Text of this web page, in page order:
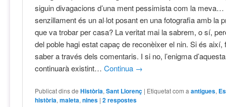
siguin divagacions d’una ment pessimista com la
senzillament és un al·lot posant en una fotografia amb la
que va trobar per casa? La veritat mai la sabrem, o sí,
del poble hagi estat capaç de reconèixer el nin. Si és així,
saber a través dels comentaris. I si no, l’enigma
continuarà existint…Continua →
Publicat dins de Història,Sant Llorenç | Etiquetat com a antigues,
història,maleta,nines |2respostes